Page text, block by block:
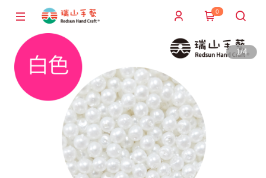
0
1/4